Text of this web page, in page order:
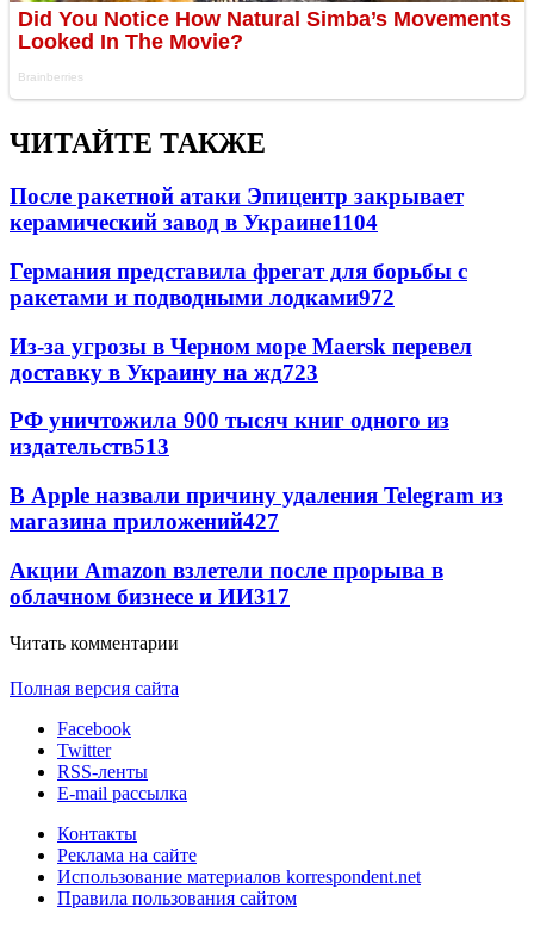
ЧИТАЙТЕ ТАКЖЕ
После ракетной атаки Эпицентр закрывает
керамический завод в Украине1104
Германия представила фрегат для борьбы с
ракетами и подводными лодками972
Из-за угрозы в Черном море Maersk перевел
доставку в Украину на жд723
РФ уничтожила 900 тысяч книг одного из
издательств513
В Apple назвали причину удаления Telegram из
магазина приложений427
Акции Amazon взлетели после прорыва в
облачном бизнесе и ИИ317
Читать комментарии
Полная версия сайта
Facebook
Twitter
RSS-ленты
E-mail рассылка
Контакты
Реклама на сайте
Использование материалов korrespondent.net
Правила пользования сайтом